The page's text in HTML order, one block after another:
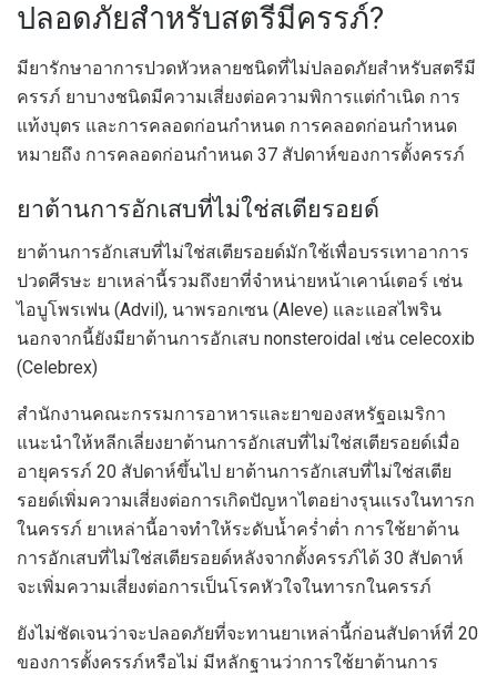
ปลอดภัยสำหรับสตรีมีครรภ์?
มียารักษาอาการปวดหัวหลายชนิดที่ไม่ปลอดภัยสำหรับสตรีมี
ครรภ์ ยาบางชนิดมีความเสี่ยงต่อความพิการแต่กำเนิด การ
แท้งบุตร และการคลอดก่อนกำหนด การคลอดก่อนกำหนด
หมายถึง การคลอดก่อนกำหนด 37 สัปดาห์ของการตั้งครรภ์
ยาต้านการอักเสบที่ไม่ใช่สเตียรอยด์
ยาต้านการอักเสบที่ไม่ใช่สเตียรอยด์มักใช้เพื่อบรรเทาอาการ
ปวดศีรษะ ยาเหล่านี้รวมถึงยาที่จำหน่ายหน้าเคาน์เตอร์ เช่น
ไอบูโพรเฟน (Advil), นาพรอกเซน (Aleve) และแอสไพริน
นอกจากนี้ยังมียาต้านการอักเสบ nonsteroidal เช่น celecoxib
(Celebrex)
สำนักงานคณะกรรมการอาหารและยาของสหรัฐอเมริกา
แนะนำให้หลีกเลี่ยงยาต้านการอักเสบที่ไม่ใช่สเตียรอยด์เมื่อ
อายุครรภ์ 20 สัปดาห์ขึ้นไป ยาต้านการอักเสบที่ไม่ใช่สเตีย
รอยด์เพิ่มความเสี่ยงต่อการเกิดปัญหาไตอย่างรุนแรงในทารก
ในครรภ์ ยาเหล่านี้อาจทำให้ระดับน้ำคร่ำต่ำ การใช้ยาต้าน
การอักเสบที่ไม่ใช่สเตียรอยด์หลังจากตั้งครรภ์ได้ 30 สัปดาห์
จะเพิ่มความเสี่ยงต่อการเป็นโรคหัวใจในทารกในครรภ์
ยังไม่ชัดเจนว่าจะปลอดภัยที่จะทานยาเหล่านี้ก่อนสัปดาห์ที่ 20
ของการตั้งครรภ์หรือไม่ มีหลักฐานว่าการใช้ยาต้านการ